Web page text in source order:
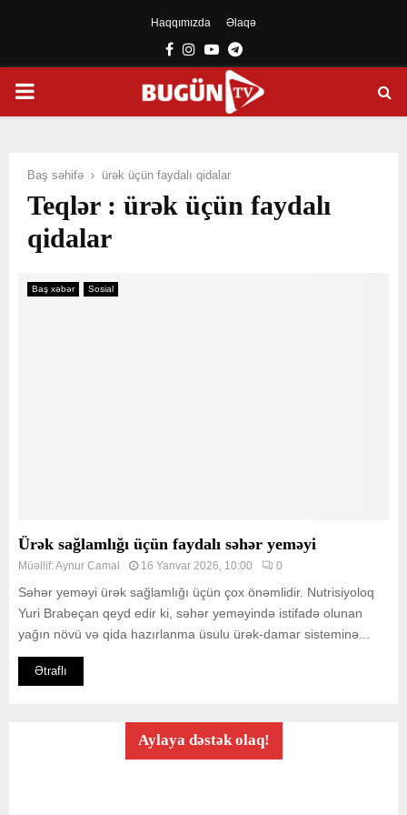
Haqqımızda Əlaqə
Facebook
Instagram
YoutubeTelegram
PRIMARY
Baş səhifə ürək üçün faydalı qidalar
Teqlər : ürək üçün faydalı
qidalar
Baş xəbər Sosial
Ürək sağlamlığı üçün faydalı səhər yeməyi
Müəllif:Aynur Camal 16 Yanvar 2026, 10:00 0
Səhər yeməyi ürək sağlamlığı üçün çox önəmlidir. Nutrisiyoloq
Yuri Brabeçan qeyd edir ki, səhər yeməyində istifadə olunan
yağın növü və qida hazırlanma üsulu ürək-damar sisteminə...
Ətraflı
Aylaya dəstək olaq!